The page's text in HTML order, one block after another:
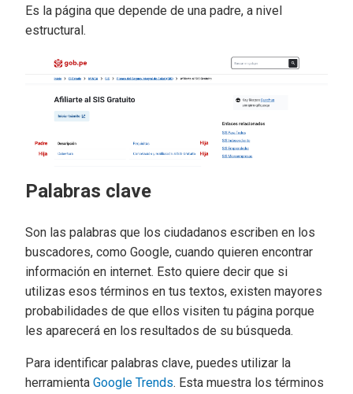
Es la página que depende de una padre, a nivel
estructural.
Palabras clave
Son las palabras que los ciudadanos escriben en los
buscadores, como Google, cuando quieren encontrar
información en internet. Esto quiere decir que si
utilizas esos términos en tus textos, existen mayores
probabilidades de que ellos visiten tu página porque
les aparecerá en los resultados de su búsqueda.
Para identificar palabras clave, puedes utilizar la
herramienta Google Trends. Esta muestra los términos